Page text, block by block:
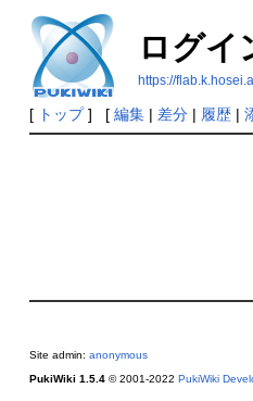
ログイ
https://
[ トップ] [ 編集| 差分| 履歴|
Site admin: anonymous
PukiWiki 1.5.4© 2001-2022 PukiWiki